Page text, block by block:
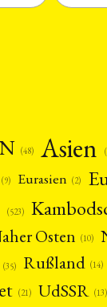
(48) Asien
(9) Eurasien (2)
(523)
Osten (10)
(35) Rußland (14)
(21) UdSSR (13)